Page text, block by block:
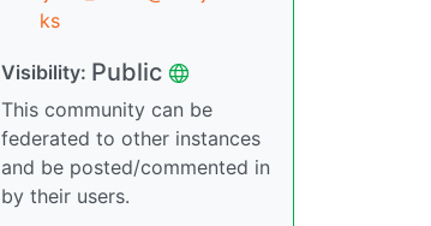
ks
Visibility: Public
This community can be
federated to other instances
and be posted/commented in
by their users.